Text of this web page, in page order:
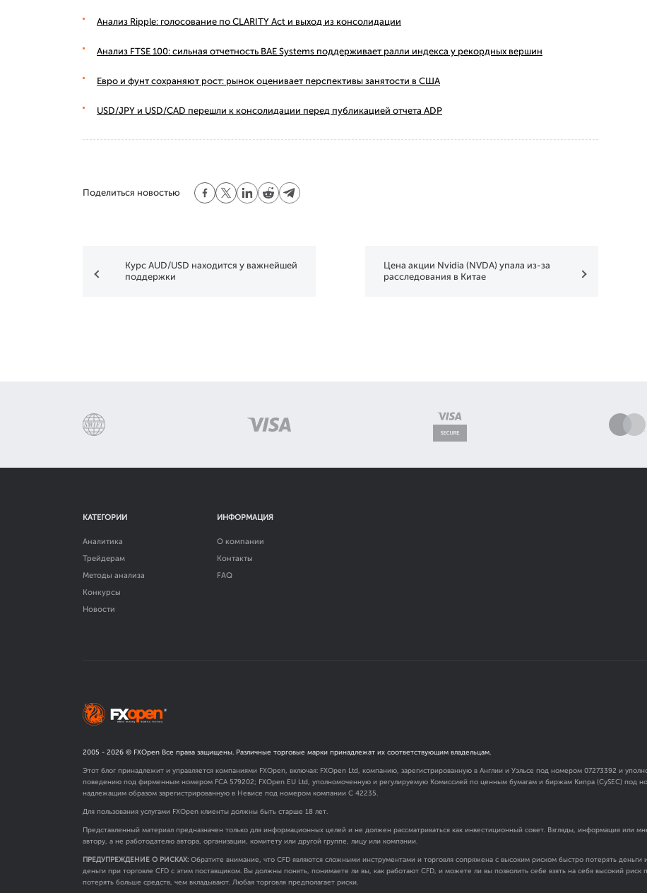
Анализ Ripple: голосование по CLARITY Act и выход из консолидации
Анализ FTSE 100: сильная отчетность BAE Systems поддерживает ралли индекса у рекордных вершин
Евро и фунт сохраняют рост: рынок оценивает перспективы занятости в США
USD/JPY и USD/CAD перешли к консолидации перед публикацией отчета ADP
Поделиться новостью
Курс AUD/USD находится у важнейшей
поддержки
Цена акции Nvidia (NVDA) упала из-за
расследования в Китае
КАТЕГОРИИ
Аналитика
Трейдерам
Методы анализа
Конкурсы
Новости
ИНФОРМАЦИЯ
О компании
Контакты
FAQ
2005 - 2026 © FXOpen Все права защищены. Различные торговые марки принадлежат их соответствующим владельцам.
Этот блог принадлежит и управляется компаниями FXOpen, включая: FXOpen Ltd, компанию, зарегистрированную в Англии и Уэльсе под номером 07273392 и
поведению под фирменным номером FCA 579202; FXOpen EU Ltd, уполномоченную и регулируемую Комиссией по ценным бумагам и биржам Кипра (CySEC) под
надлежащим образом зарегистрированную в Невисе под номером компании C 42235.
Для пользования услугами FXOpen клиенты должны быть старше 18 лет.
Представленный материал предназначен только для информационных целей и не должен рассматриваться как инвестиционный совет. Взгляды, информация или
автору, а не работодателю автора, организации, комитету или другой группе, лицу или компании.
ПРЕДУПРЕЖДЕНИЕ О РИСКАХ: Обратите внимание, что CFD являются сложными инструментами и торговля сопряжена с высоким риском быстро потерять деньги
деньги при торговле CFD с этим поставщиком. Вы должны понять, понимаете ли вы, как работают CFD, и можете ли вы позволить себе взять на себя высокий риск
потерять больше средств, чем вкладывают. Любая торговля предполагает риски.